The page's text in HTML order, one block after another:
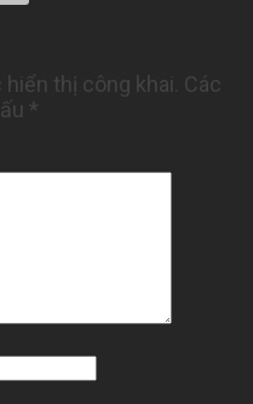
thị công khai. Các
*